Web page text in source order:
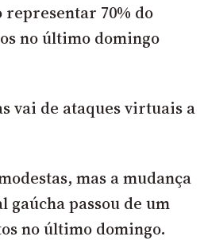
representar 70% do
no último domingo
vai de ataques virtuais a
mas a mudança
gaúcha passou de um
no último domingo.